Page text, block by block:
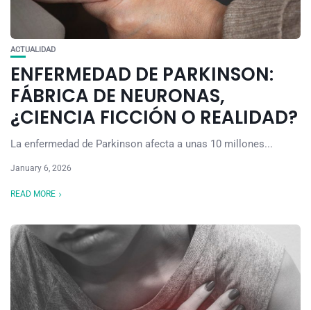
ACTUALIDAD
ENFERMEDAD DE PARKINSON:
FÁBRICA DE NEURONAS,
¿CIENCIA FICCIÓN O REALIDAD?
La enfermedad de Parkinson afecta a unas 10 millones...
January 6, 2026
READ MORE